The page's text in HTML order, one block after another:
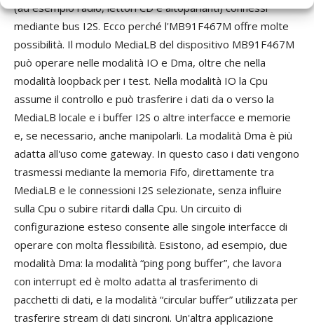
(ad esempio radio, lettori CD e altoparlanti) connessi
mediante bus I2S. Ecco perché l'MB91F467M offre molte
possibilità. Il modulo MediaLB del dispositivo MB91F467M
può operare nelle modalità IO e Dma, oltre che nella
modalità loopback per i test. Nella modalità IO la Cpu
assume il controllo e può trasferire i dati da o verso la
MediaLB locale e i buffer I2S o altre interfacce e memorie
e, se necessario, anche manipolarli. La modalità Dma è più
adatta all'uso come gateway. In questo caso i dati vengono
trasmessi mediante la memoria Fifo, direttamente tra
MediaLB e le connessioni I2S selezionate, senza influire
sulla Cpu o subire ritardi dalla Cpu. Un circuito di
configurazione esteso consente alle singole interfacce di
operare con molta flessibilità. Esistono, ad esempio, due
modalità Dma: la modalità “ping pong buffer”, che lavora
con interrupt ed è molto adatta al trasferimento di
pacchetti di dati, e la modalità “circular buffer” utilizzata per
trasferire stream di dati sincroni. Un'altra applicazione